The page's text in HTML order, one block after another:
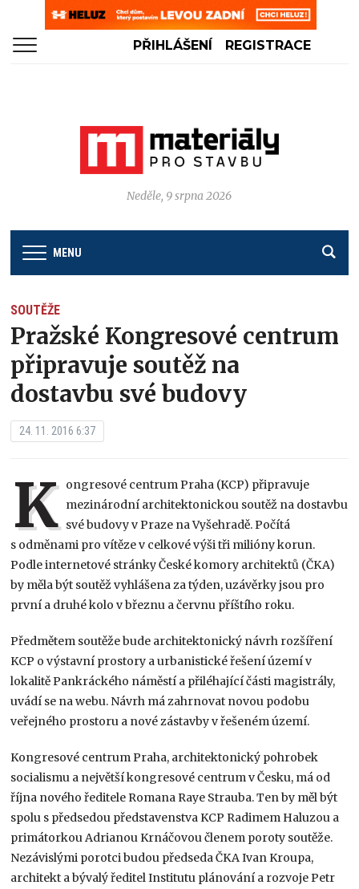
PŘIHLÁŠENÍ REGISTRACE
Neděle, 9 srpna 2026
MENU
SOUTĚŽE
Pražské Kongresové centrum
připravuje soutěž na
dostavbu své budovy
24. 11. 2016 6:37
K ongresové centrum Praha (KCP) připravuje
mezinárodní architektonickou soutěž na dostavbu
své budovy v Praze na Vyšehradě. Počítá
s odměnami pro vítěze v celkové výši tři milióny korun.
Podle internetové stránky České komory architektů (ČKA)
by měla být soutěž vyhlášena za týden, uzávěrky jsou pro
první a druhé kolo v březnu a červnu příštího roku.
Předmětem soutěže bude architektonický návrh rozšíření
KCP o výstavní prostory a urbanistické řešení území v
lokalitě Pankráckého náměstí a přiléhající části magistrály,
uvádí se na webu. Návrh má zahrnovat novou podobu
veřejného prostoru a nové zástavby v řešeném území.
Kongresové centrum Praha, architektonický pohrobek
socialismu a největší kongresové centrum v Česku, má od
října nového ředitele Romana Raye Strauba. Ten by měl být
spolu s předsedou představenstva KCP Radimem Haluzou a
primátorkou Adrianou Krnáčovou členem poroty soutěže.
Nezávislými porotci budou předseda ČKA Ivan Kroupa,
architekt a bývalý ředitel Institutu plánování a rozvoje Petr